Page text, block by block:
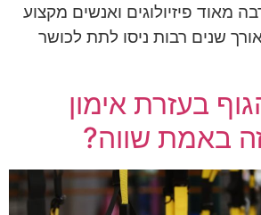
מאוד פיזיולוגים ואנשים מקצוע
שנים רבות ניסו לתת לכושר
בעזרת אימון